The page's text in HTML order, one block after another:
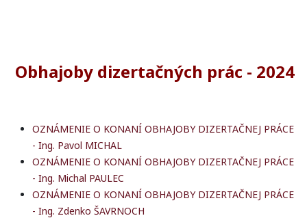
Obhajoby dizertačných prác - 2024
OZNÁMENIE O KONANÍ OBHAJOBY DIZERTAČNEJ PRÁCE
- Ing. Pavol MICHAL
OZNÁMENIE O KONANÍ OBHAJOBY DIZERTAČNEJ PRÁCE
- Ing. Michal PAULEC
OZNÁMENIE O KONANÍ OBHAJOBY DIZERTAČNEJ PRÁCE
- Ing. Zdenko ŠAVRNOCH